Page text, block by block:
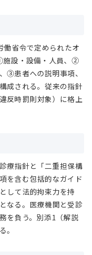
働省令で定められたオ
施設・設備・人員、②
③患者への説明事項、
成される。従来の指針
反時罰則対象）に格上
療指針と「二重担保構
を含む包括的なガイド
して法的拘束力を持
なる。医療機関と受診
を負う。別添1（解説
。